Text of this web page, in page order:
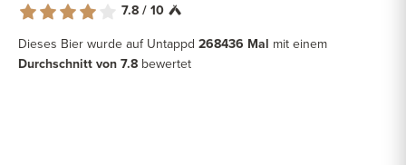
7.8 / 10
Dieses Bier wurde auf Untappd 268436 Mal mit einem
Durchschnitt von 7.8 bewertet